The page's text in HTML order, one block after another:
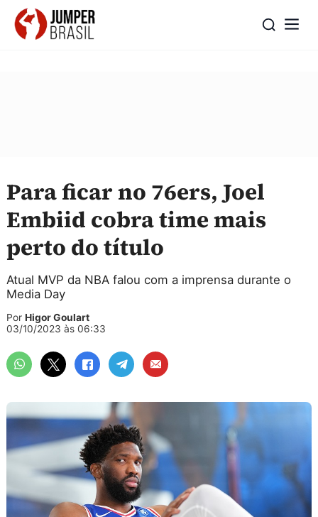
Para ficar no 76ers, Joel
Embiid cobra time mais
perto do título
Atual MVP da NBA falou com a imprensa durante o
Media Day
Por Higor Goulart
03/10/2023 às 06:33